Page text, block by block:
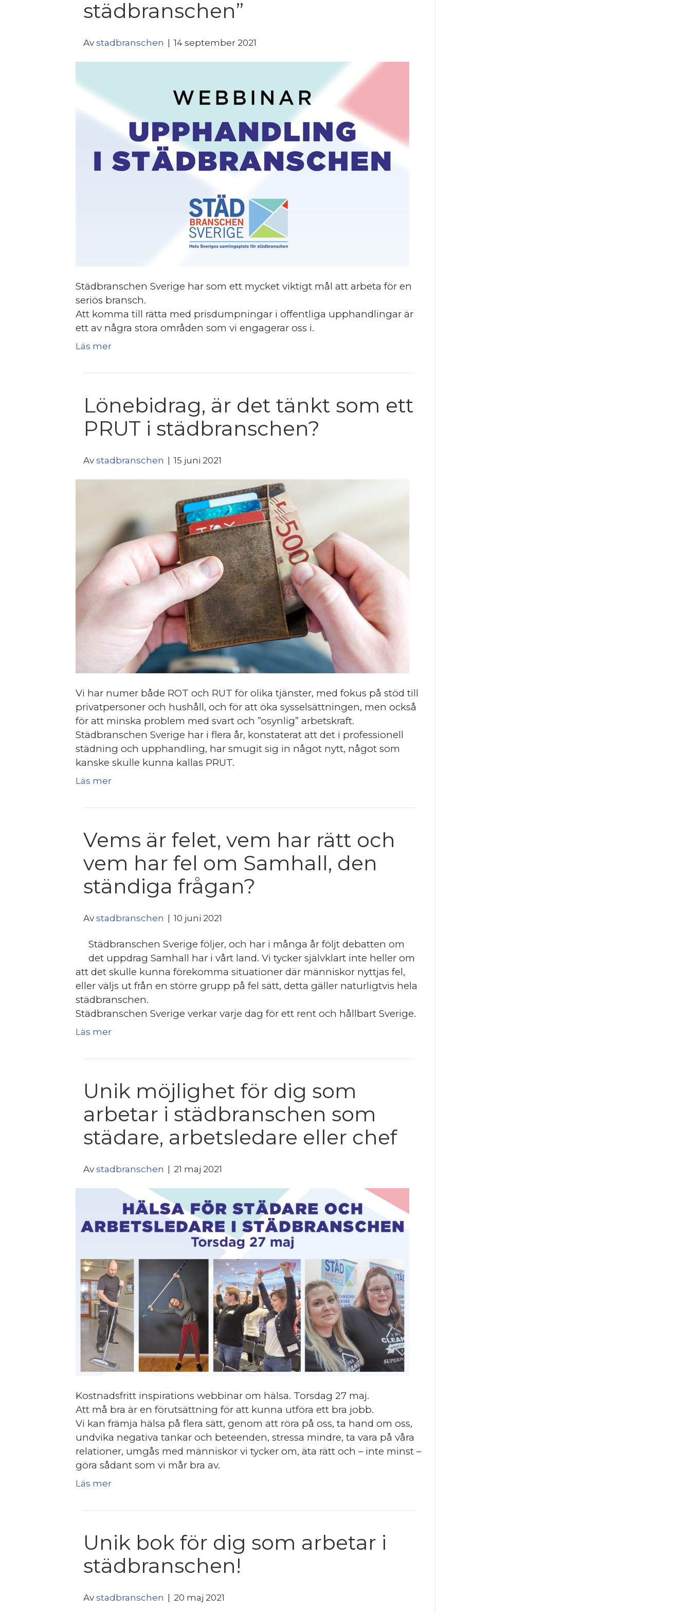
städbranschen”
Av stadbranschen 14 september 2021
Städbranschen Sverige har som ett mycket viktigt mål att arbeta för en
seriös bransch.
Att komma till rätta med prisdumpningar i offentliga upphandlingar är
ett av några stora områden som vi engagerar oss i.
Läs mer
Lönebidrag, är det tänkt som ett
PRUT i städbranschen?
Av stadbranschen 15 juni 2021
Vi har numer både ROT och RUT för olika tjänster, med fokus på stöd till
privatpersoner och hushåll, och för att öka sysselsättningen, men också
för att minska problem med svart och ”osynlig” arbetskraft.
Städbranschen Sverige har i flera år, konstaterat att det i professionell
städning och upphandling, har smugit sig in något nytt, något som
kanske skulle kunna kallas PRUT.
Läs mer
Vems är felet, vem har rätt och
vem har fel om Samhall, den
ständiga frågan?
Av stadbranschen 10 juni 2021
Städbranschen Sverige följer, och har i många år följt debatten om
det uppdrag Samhall har i vårt land. Vi tycker självklart inte heller om
att det skulle kunna förekomma situationer där människor nyttjas fel,
eller väljs ut från en större grupp på fel sätt, detta gäller naturligtvis hela
städbranschen.
Städbranschen Sverige verkar varje dag för ett rent och hållbart Sverige.
Läs mer
Unik möjlighet för dig som
arbetar i städbranschen som
städare, arbetsledare eller chef
Av stadbranschen 21 maj 2021
Kostnadsfritt inspirations webbinar om hälsa. Torsdag 27 maj.
Att må bra är en förutsättning för att kunna utföra ett bra jobb.
Vi kan främja hälsa på flera sätt, genom att röra på oss, ta hand om oss,
undvika negativa tankar och beteenden, stressa mindre, ta vara på våra
relationer, umgås med människor vi tycker om, äta rätt och – inte minst –
göra sådant som vi mår bra av.
Läs mer
Unik bok för dig som arbetar i
städbranschen!
Av stadbranschen 20 maj 2021